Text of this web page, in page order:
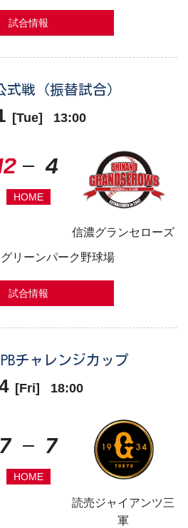
試合情報
式戦（振替試合）
[Tue] 13:00
4
HOME
信濃グランセローズ
リーンパーク野球場
試合情報
チャレンジカップ
[Fri] 18:00
7 7
HOME
読売ジャイアンツ三
軍